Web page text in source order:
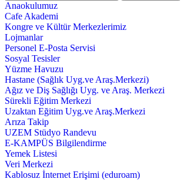
Anaokulumuz
Cafe Akademi
Kongre ve Kültür Merkezlerimiz
Lojmanlar
Personel E-Posta Servisi
Sosyal Tesisler
Yüzme Havuzu
Hastane (Sağlık Uyg.ve Araş.Merkezi)
Ağız ve Diş Sağlığı Uyg. ve Araş. Merkezi
Sürekli Eğitim Merkezi
Uzaktan Eğitim Uyg.ve Araş.Merkezi
Arıza Takip
UZEM Stüdyo Randevu
E-KAMPÜS Bilgilendirme
Yemek Listesi
Veri Merkezi
Kablosuz İnternet Erişimi (eduroam)